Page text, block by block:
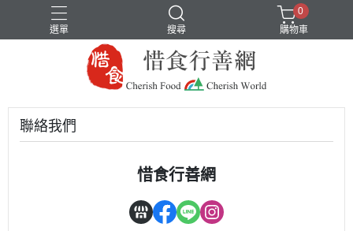
選單 搜尋
0
購物車
聯絡我們
惜食行善網